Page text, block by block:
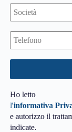
Ho letto
l'informativa
e autorizzo il
indicate.